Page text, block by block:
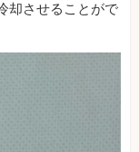
却させることがで